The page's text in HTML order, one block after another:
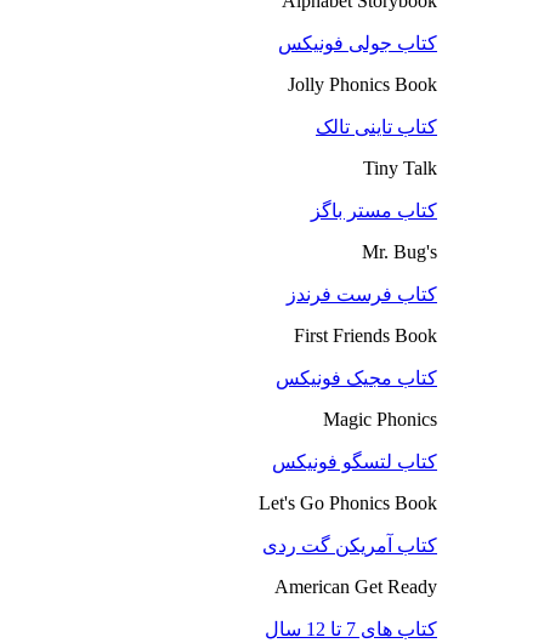
کتاب جولی فونیکس
Jolly Phonics Book
کتاب تاینی تالک
Tiny Talk
کتاب مستر باگز
Mr. Bug's
کتاب فرست فرندز
First Friends Book
کتاب مجیک فونیکس
Magic Phonics
کتاب لتسگو فونیکس
Let's Go Phonics Book
کتاب آمریکن گت ردی
American Get Ready
کتاب های 7 تا 12 سال